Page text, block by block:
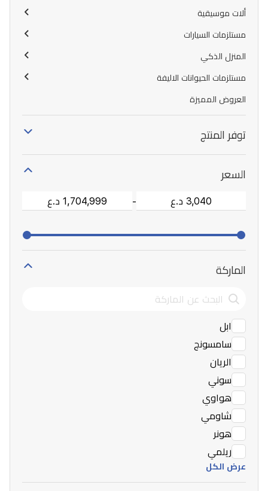
ألات موسيقية
مستلزمات السيارات
المنزل الذكي
مستلزمات الحيوانات الاليفة
العروض المميزة
توفر المنتج
السعر
-
الماركة
ابل
سامسونج
الريان
سوني
هواوي
شاومي
هونر
ريلمي
عرض الكل